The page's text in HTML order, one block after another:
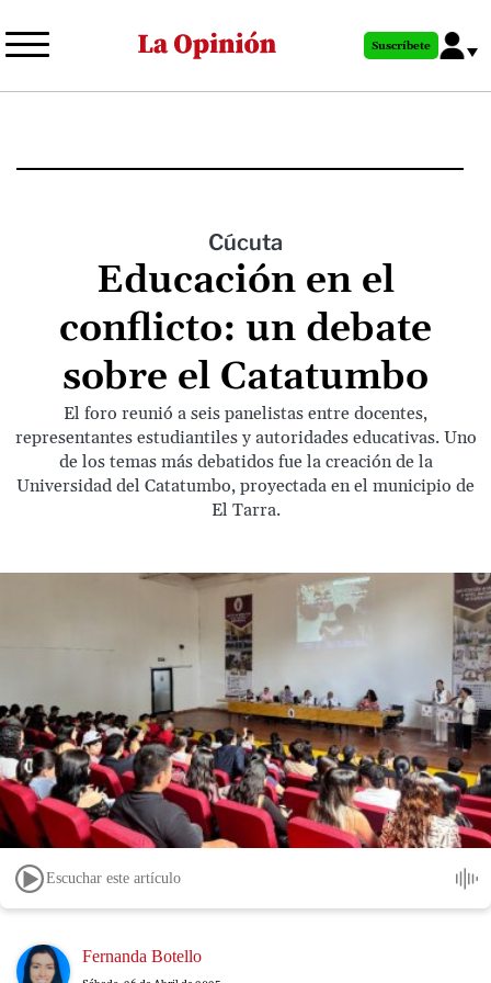
al
principal
Suscríbete
Cúcuta
Educación en el
conflicto: un debate
sobre el Catatumbo
El foro reunió a seis panelistas entre docentes,
representantes estudiantiles y autoridades educativas. Uno
de los temas más debatidos fue la creación de la
Universidad del Catatumbo, proyectada en el municipio de
El Tarra.
Escuchar este artículo
Image Fernanda Botello